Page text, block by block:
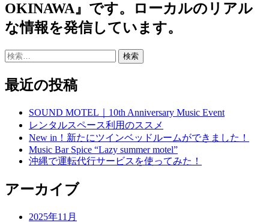
OKINAWA』です。ローカルのリアル
な情報を発信しています。
検
最近の投稿
SOUND MOTEL｜10th Anniversary Music Event
レンタルスペース利用のススメ
New in！新たにツインベッドルームができました！
Music Bar Spice “Lazy summer motel”
沖縄で運転代行サービスを使ってみた！
アーカイブ
2025年11月